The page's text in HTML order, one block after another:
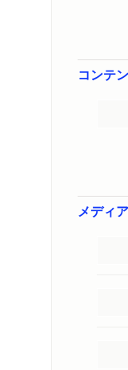
コンテ
メディ